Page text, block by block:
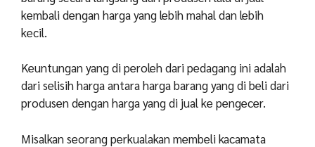
kembali dengan harga yang lebih mahal dan lebih
kecil.
Keuntungan yang di peroleh dari pedagang ini adalah
dari selisih harga antara harga barang yang di beli dari
produsen dengan harga yang di jual ke pengecer.
Misalkan seorang perkualakan membeli kacamata